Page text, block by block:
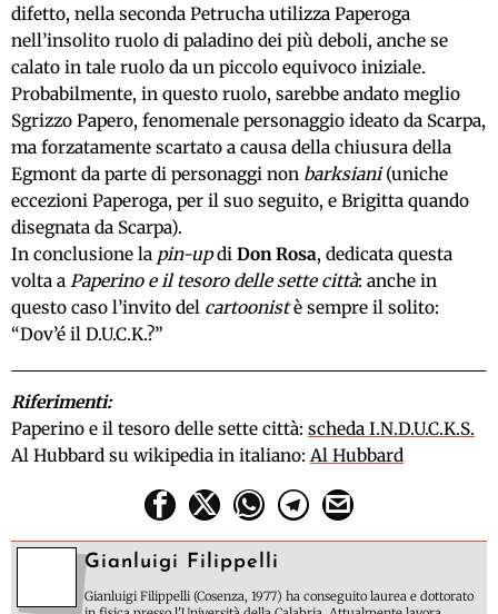
difetto, nella seconda Petrucha utilizza Paperoga
nell’insolito ruolo di paladino dei più deboli, anche se
calato in tale ruolo da un piccolo equivoco iniziale.
Probabilmente, in questo ruolo, sarebbe andato meglio
Sgrizzo Papero, fenomenale personaggio ideato da Scarpa,
ma forzatamente scartato a causa della chiusura della
Egmont da parte di personaggi non barksiani(uniche
eccezioni Paperoga, per il suo seguito, e Brigitta quando
disegnata da Scarpa).
In conclusione la pin-updi Don Rosa, dedicata questa
volta a Paperino e il tesoro delle sette città: anche in
questo caso l’invito del cartoonistè sempre il solito:
“Dov’é il D.U.C.K.?”
Riferimenti:
Paperino e il tesoro delle sette città: scheda I.N.D.U.C.K.S.
Al Hubbard su wikipedia in italiano: Al Hubbard
Gianluigi Filippelli
Gianluigi Filippelli (Cosenza, 1977) ha conseguito laurea e dottorato